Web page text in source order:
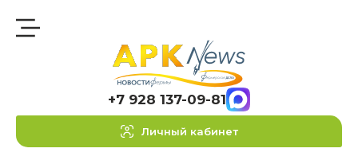
+7 928 137-09-81
Личный кабинет